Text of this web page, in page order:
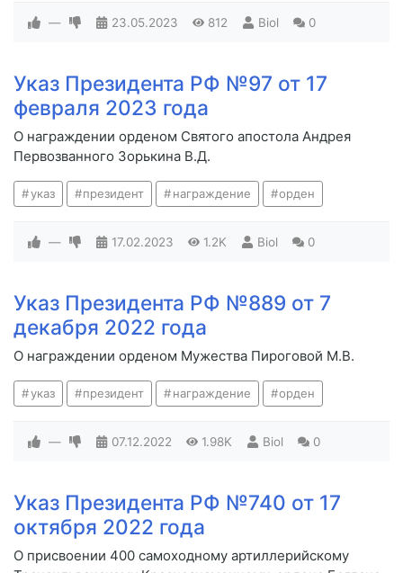
— 23.05.2023 812 Biol 0
Указ Президента РФ №97 от 17
февраля 2023 года
О награждении орденом Святого апостола Андрея
Первозванного Зорькина В.Д.
указ президент награждение орден
— 17.02.2023 1.2K Biol 0
Указ Президента РФ №889 от 7
декабря 2022 года
О награждении орденом Мужества Пироговой М.В.
указ президент награждение орден
— 07.12.2022 1.98K Biol 0
Указ Президента РФ №740 от 17
октября 2022 года
О присвоении 400 самоходному артиллерийскому